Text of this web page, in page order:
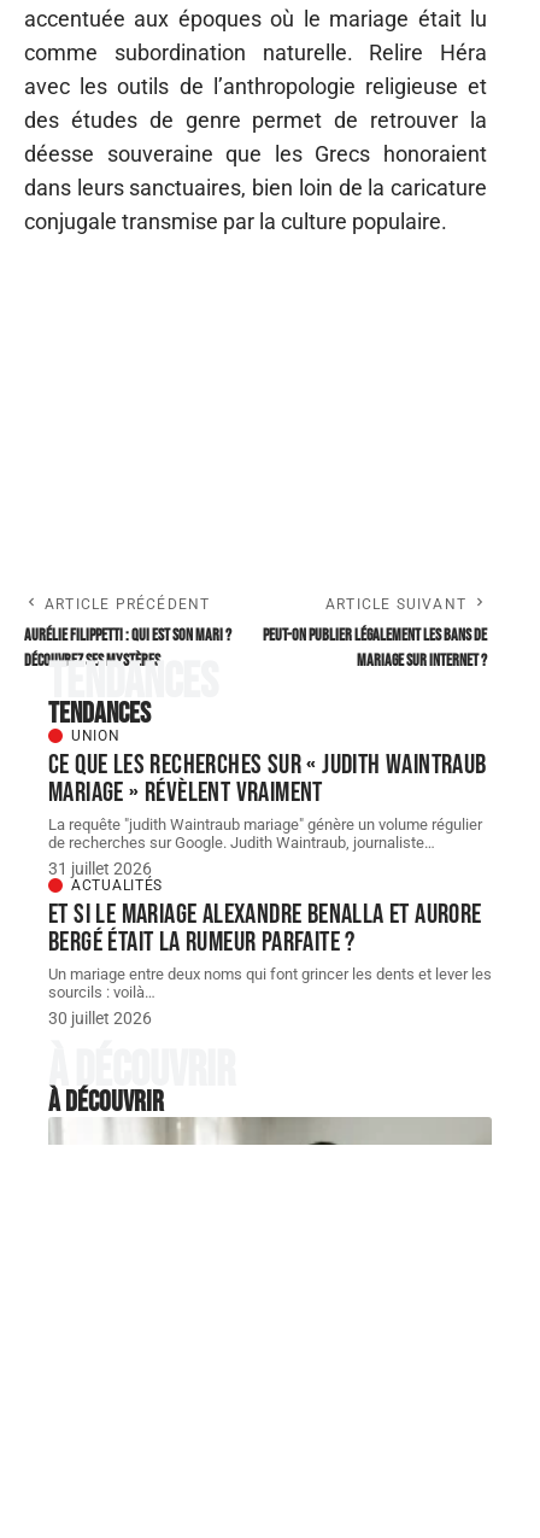
accentuée aux époques où le mariage était lu
comme subordination naturelle. Relire Héra
avec les outils de l’anthropologie religieuse et
des études de genre permet de retrouver la
déesse souveraine que les Grecs honoraient
dans leurs sanctuaires, bien loin de la caricature
conjugale transmise par la culture populaire.
ARTICLE PRÉCÉDENT
Aurélie Filippetti : qui est son mari ?
Découvrez ses mystères
ARTICLE SUIVANT
Peut-on publier légalement les bans de
mariage sur internet ?
Tendances
Tendances
UNION
Ce que les recherches sur « judith Waintraub
mariage » révèlent vraiment
La requête "judith Waintraub mariage" génère un volume régulier
de recherches sur Google. Judith Waintraub, journaliste…
31 juillet 2026
ACTUALITÉS
Et si le Mariage Alexandre Benalla et Aurore
Bergé était la rumeur parfaite ?
Un mariage entre deux noms qui font grincer les dents et lever les
sourcils : voilà…
30 juillet 2026
À découvrir
À découvrir